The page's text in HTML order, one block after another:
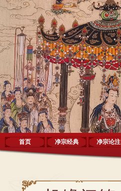
首页 净宗经典 净宗论注